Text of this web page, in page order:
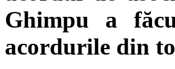
Ghimpu a
acordurile din